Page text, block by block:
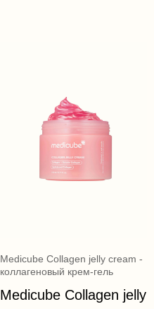
Medicube Collagen jelly cream -
коллагеновый крем-гель
Medicube Collagen jelly